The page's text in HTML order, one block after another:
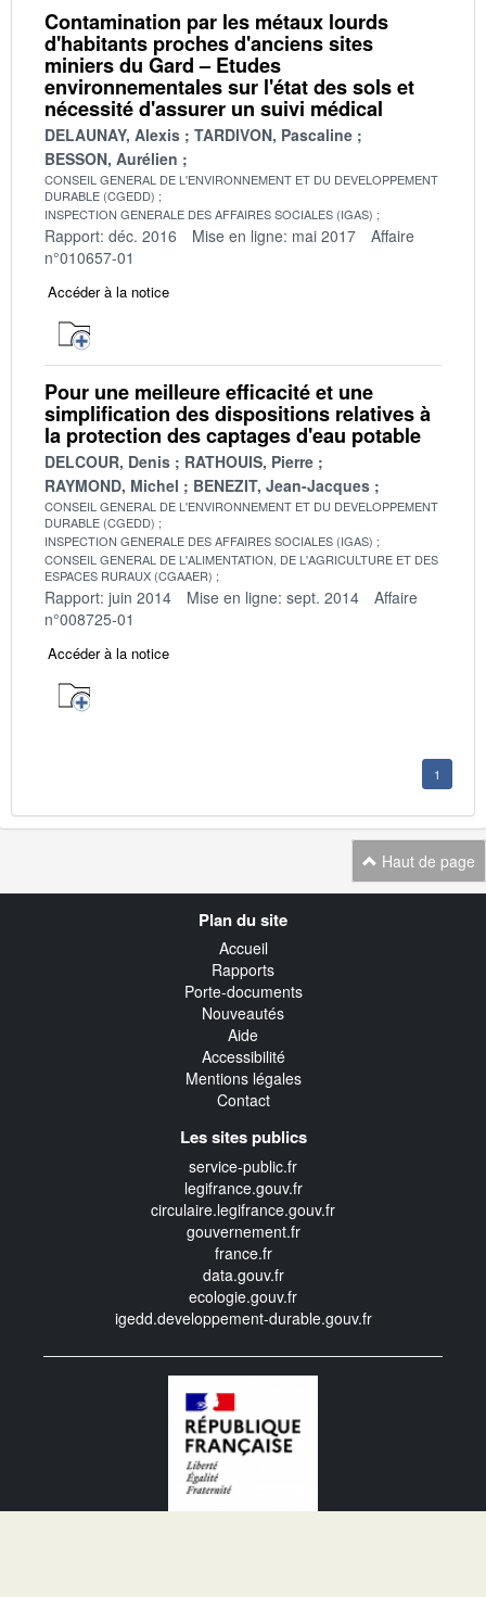
Contamination par les métaux lourds
d'habitants proches d'anciens sites
miniers du Gard – Etudes
environnementales sur l'état des sols et
nécessité d'assurer un suivi médical
DELAUNAY, Alexis
TARDIVON, Pascaline
BESSON, Aurélien
CONSEIL GENERAL DE L'ENVIRONNEMENT ET DU DEVELOPPEMENT
DURABLE (CGEDD)
INSPECTION GENERALE DES AFFAIRES SOCIALES (IGAS)
Rapport: déc. 2016 Mise en ligne: mai 2017
Affaire
n°010657-01
Accéder à la notice
Pour une meilleure efficacité et une
simplification des dispositions relatives à
la protection des captages d'eau potable
DELCOUR, Denis
RATHOUIS, Pierre
RAYMOND, Michel
BENEZIT, Jean-Jacques
CONSEIL GENERAL DE L'ENVIRONNEMENT ET DU DEVELOPPEMENT
DURABLE (CGEDD)
INSPECTION GENERALE DES AFFAIRES SOCIALES (IGAS)
CONSEIL GENERAL DE L'ALIMENTATION, DE L'AGRICULTURE ET DES
ESPACES RURAUX (CGAAER)
Rapport: juin 2014 Mise en ligne: sept. 2014
Affaire
n°008725-01
Accéder à la notice
1
Haut de page
Plan du site
Accueil
Rapports
Porte-documents
Nouveautés
Aide
Accessibilité
Mentions légales
Contact
Les sites publics
service-public.fr
legifrance.gouv.fr
circulaire.legifrance.gouv.fr
gouvernement.fr
france.fr
data.gouv.fr
ecologie.gouv.fr
igedd.developpement-durable.gouv.fr